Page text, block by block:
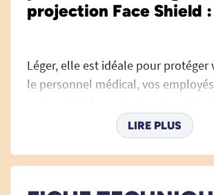
projection Face Shield :
Léger, elle est idéale pour protéger
le personnel médical, vos
supermarchés, magasins etc.
Réutilisable, Il est doté d'une
pour un nettoyage plus pratique.
LIRE PLUS